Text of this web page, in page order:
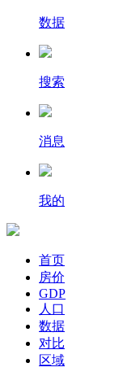
数据
搜索
消息
我的
首页
房价
GDP
人口
数据
对比
区域